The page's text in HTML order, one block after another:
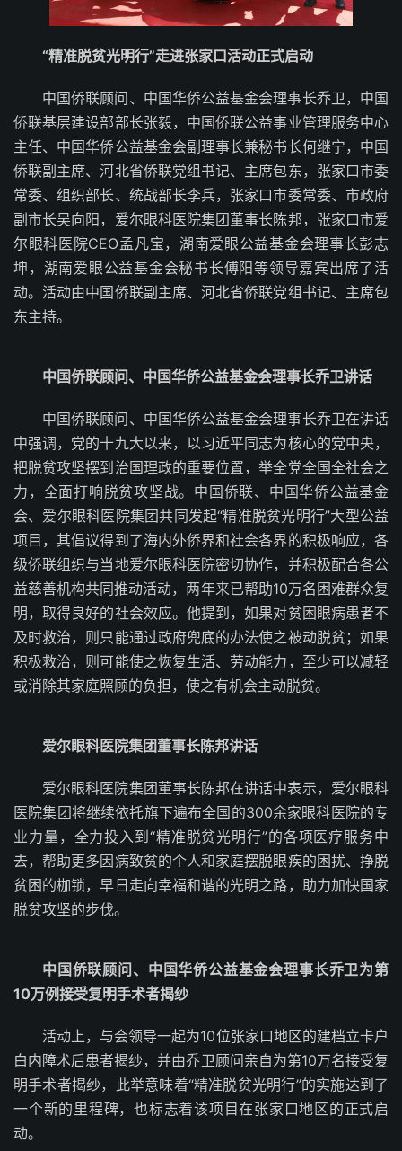
“精准脱贫光明行”走进张家口活动正式启动
中国侨联顾问、中国华侨公益基金会理事长乔卫，中国
侨联基层建设部部长张毅，中国侨联公益事业管理服务中心
主任、中国华侨公益基金会副理事长兼秘书长何继宁，中国
侨联副主席、河北省侨联党组书记、主席包东，张家口市委
常委、组织部长、统战部长李兵，张家口市委常委、市政府
副市长吴向阳，爱尔眼科医院集团董事长陈邦，张家口市爱
尔眼科医院CEO孟凡宝，湖南爱眼公益基金会理事长彭志
坤，湖南爱眼公益基金会秘书长傅阳等领导嘉宾出席了活
动。活动由中国侨联副主席、河北省侨联党组书记、主席包
东主持。
中国侨联顾问、中国华侨公益基金会理事长乔卫讲话
中国侨联顾问、中国华侨公益基金会理事长乔卫在讲话
中强调，党的十九大以来，以习近平同志为核心的党中央，
把脱贫攻坚摆到治国理政的重要位置，举全党全国全社会之
力，全面打响脱贫攻坚战。中国侨联、中国华侨公益基金
会、爱尔眼科医院集团共同发起“精准脱贫光明行”大型公益
项目，其倡议得到了海内外侨界和社会各界的积极响应，各
级侨联组织与当地爱尔眼科医院密切协作，并积极配合各公
益慈善机构共同推动活动，两年来已帮助10万名困难群众复
明，取得良好的社会效应。他提到，如果对贫困眼病患者不
及时救治，则只能通过政府兜底的办法使之被动脱贫；如果
积极救治，则可能使之恢复生活、劳动能力，至少可以减轻
或消除其家庭照顾的负担，使之有机会主动脱贫。
爱尔眼科医院集团董事长陈邦讲话
爱尔眼科医院集团董事长陈邦在讲话中表示，爱尔眼科
医院集团将继续依托旗下遍布全国的300余家眼科医院的专
业力量，全力投入到“精准脱贫光明行”的各项医疗服务中
去，帮助更多因病致贫的个人和家庭摆脱眼疾的困扰、挣脱
贫困的枷锁，早日走向幸福和谐的光明之路，助力加快国家
脱贫攻坚的步伐。
中国侨联顾问、中国华侨公益基金会理事长乔卫为第
10万例接受复明手术者揭纱
活动上，与会领导一起为10位张家口地区的建档立卡户
白内障术后患者揭纱，并由乔卫顾问亲自为第10万名接受复
明手术者揭纱，此举意味着“精准脱贫光明行”的实施达到了
一个新的里程碑，也标志着该项目在张家口地区的正式启
动。